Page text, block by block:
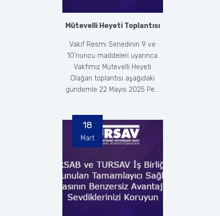
Mütevelli Heyeti Toplantısı
Vakıf Resmi Senedinin 9 ve
10’nuncu maddeleri uyarınca
Vakfımız Mütevelli Heyeti
Olağan toplantısı aşağıdaki
gündemle 22 Mayıs 2025 Pe...
18
Mart